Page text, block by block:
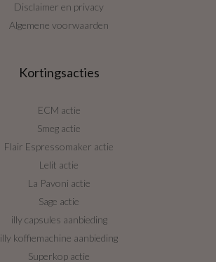
Disclaimer en privacy
Algemene voorwaarden
Kortingsacties
ECM actie
Smeg actie
Flair Espressomaker actie
Lelit actie
La Pavoni actie
Sage actie
illy capsules aanbieding
illy koffiemachine aanbieding
Superkop actie